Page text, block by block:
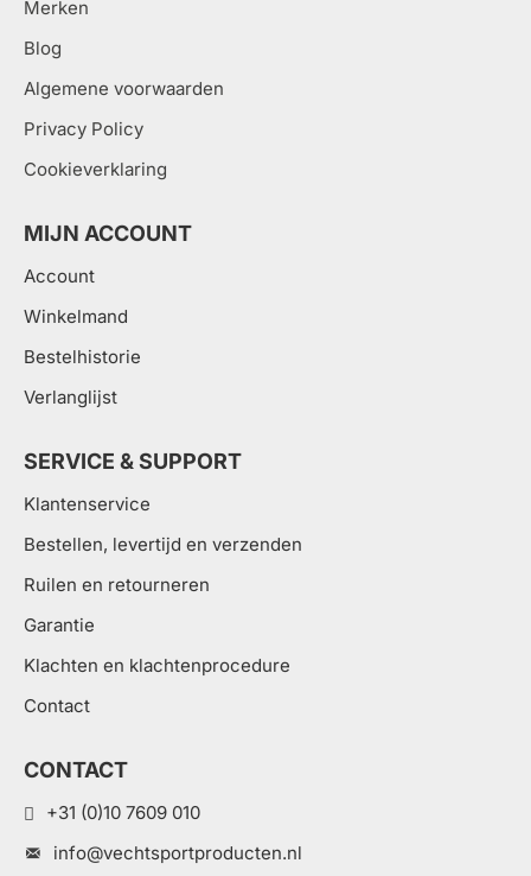
Merken
Blog
Algemene voorwaarden
Privacy Policy
Cookieverklaring
MIJN ACCOUNT
Account
Winkelmand
Bestelhistorie
Verlanglijst
SERVICE & SUPPORT
Klantenservice
Bestellen, levertijd en verzenden
Ruilen en retourneren
Garantie
Klachten en klachtenprocedure
Contact
CONTACT
+31 (0)10 7609 010
info@vechtsportproducten.nl